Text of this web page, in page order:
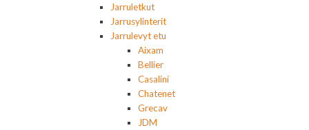
Jarruletkut
Jarrusylinterit
Jarrulevyt etu
Aixam
Bellier
Casalini
Chatenet
Grecav
JDM